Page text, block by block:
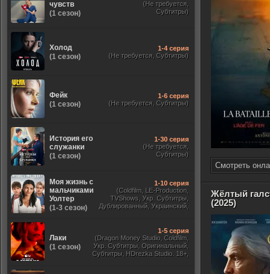
Смотреть
Жёлтый
(2025)
чувств
(1 сезон)
(Не требуется,
Субтитры)
Холод
(1 сезон)
1-4 серия
(Не требуется, Субтитры)
Фейк
(1 сезон)
1-6 серия
(Не требуется, Субтитры)
История его
служанки
(1 сезон)
1-30 серия
(Не требуется,
Субтитры)
Моя жизнь с
мальчиками
Уолтер
(1-3 сезон)
1-10 серия
(Coldfilm, LE-Production,
TVShows, Укр. Субтитры,
Дублированный, Украинский,
Лаки
(1 сезон)
1-5 серия
(Dragon Money Studio, Coldfilm,
Укр. Субтитры, Оригинальный,
Субтитры, HDrezka Studio. 18+,